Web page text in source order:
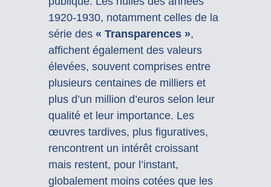
1920-1930, notamment celles de la
série des « Transparences »,
affichent également des valeurs
élevées, souvent comprises entre
plusieurs centaines de milliers et
plus d’un million d’euros selon leur
qualité et leur importance. Les
œuvres tardives, plus figuratives,
rencontrent un intérêt croissant
mais restent, pour l’instant,
globalement moins cotées que les